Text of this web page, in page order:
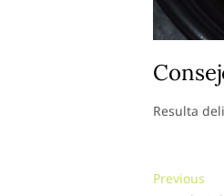
Resulta
Previous